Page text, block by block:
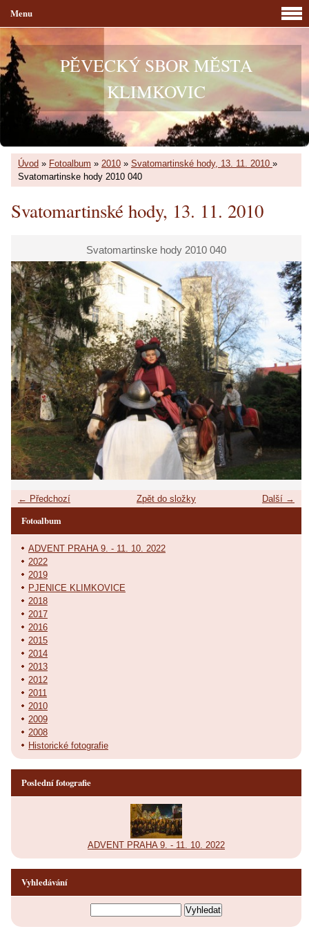
PĚVECKÝ SBOR MĚSTA
KLIMKOVIC
Úvod » Fotoalbum » 2010 » Svatomartinské hody, 13. 11. 2010 »
Svatomartinske hody 2010 040
Svatomartinské hody, 13. 11. 2010
Svatomartinske hody 2010 040
← Předchozí Další →
Zpět do složky
Menu
Fotoalbum
ADVENT PRAHA 9. - 11. 10. 2022
2022
2019
PJENICE KLIMKOVICE
2018
2017
2016
2015
2014
2013
2012
2011
2010
2009
2008
Historické fotografie
Poslední fotografie
ADVENT PRAHA 9. - 11. 10. 2022
Vyhledávání